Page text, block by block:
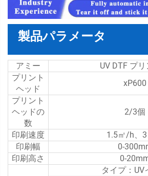
製品パラメータ
アミー
UV DTF プ
プリント
ヘッド
xP600
プリント
ヘッドの
数
2/3個
印刷速度
1.5㎡/h、
印刷幅
0-
印刷高さ
0-
タイプ：UV